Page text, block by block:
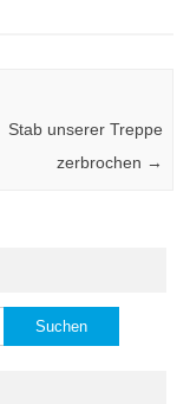
Stab unserer Treppe
zerbrochen →